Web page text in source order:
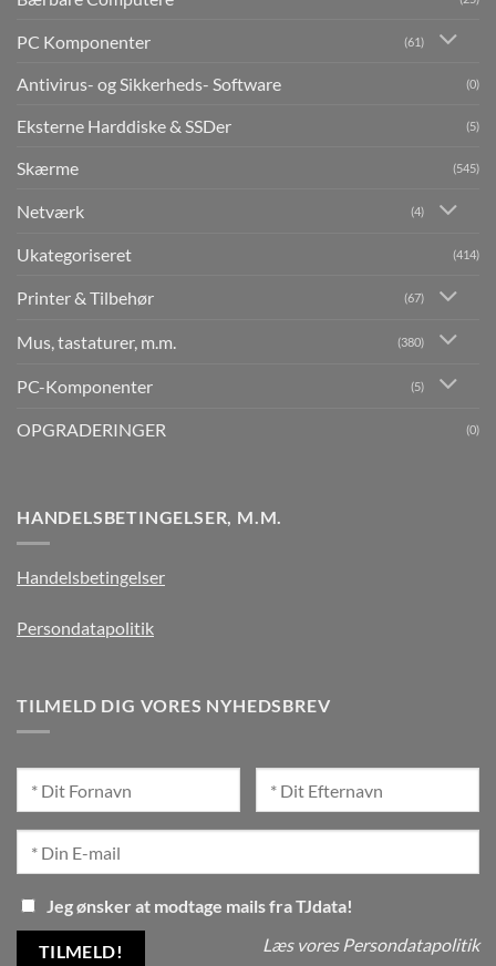
PC Komponenter (61)
Antivirus- og Sikkerheds- Software (0)
Eksterne Harddiske & SSDer (5)
Skærme (545)
Netværk (4)
Ukategoriseret (414)
Printer & Tilbehør (67)
Mus, tastaturer, m.m. (380)
PC-Komponenter (5)
OPGRADERINGER (0)
HANDELSBETINGELSER, M.M.
Handelsbetingelser
Persondatapolitik
TILMELD DIG VORES NYHEDSBREV
Jeg ønsker at modtage mails fra TJdata!
Læs vores Persondatapolitik